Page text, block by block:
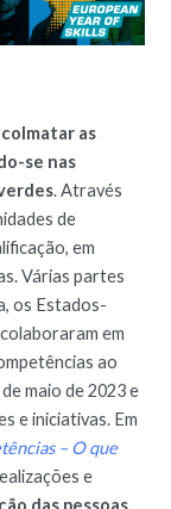
as
se nas
. Através
de
em
Várias partes
os Estados-
em
ao
maio de 2023 e
e iniciativas. Em
– O que
e
das pessoas